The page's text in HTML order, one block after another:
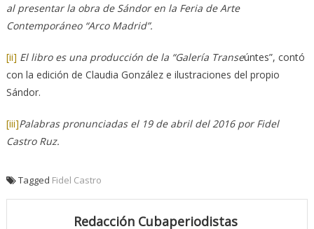
al presentar la obra de Sándor en la Feria de Arte
Contemporáneo “Arco Madrid”.
[ii] El libro es una producción de la “Galería Transeúntes”, contó
con la edición de Claudia González e ilustraciones del propio
Sándor.
[iii]Palabras pronunciadas el 19 de abril del 2016 por Fidel
Castro Ruz.
Tagged Fidel Castro
Redacción Cubaperiodistas